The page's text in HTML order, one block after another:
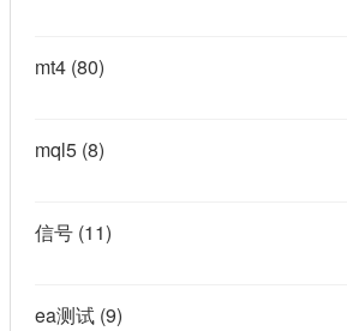
mt4 (80)
mql5 (8)
信号 (11)
ea测试 (9)